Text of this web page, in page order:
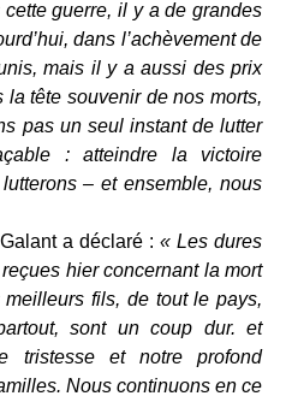
guerre, il y a de grandes
dans l’achèvement de
mais il y a aussi des prix
tête souvenir de nos morts,
pas un seul instant de lutter
: atteindre la victoire
– et ensemble, nous
a déclaré : « Les dures
hier concernant la mort
fils, de tout le pays,
sont un coup dur. et
tristesse et notre profond
Nous continuons en ce